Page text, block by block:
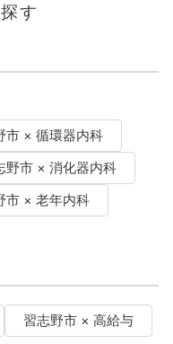
す
市 × 循環器内科
野市 × 消化器内科
市 × 老年内科
習志野市 × 高給与